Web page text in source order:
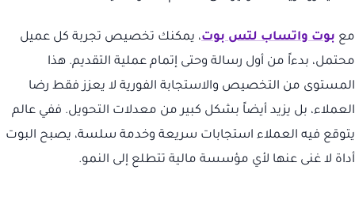
مع بوت واتساب لتس بوت، يمكنك تخصيص تجربة كل عميل
محتمل، بدءاً من أول رسالة وحتى إتمام عملية التقديم. هذا
المستوى من التخصيص والاستجابة الفورية لا يعزز فقط رضا
العملاء، بل يزيد أيضاً بشكل كبير من معدلات التحويل. ففي عالم
يتوقع فيه العملاء استجابات سريعة وخدمة سلسة، يصبح البوت
أداة لا غنى عنها لأي مؤسسة مالية تتطلع إلى النمو.